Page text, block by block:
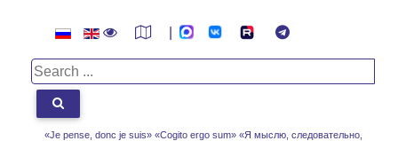
«Je pense, donc je suis» «Cogito ergo sum» «Я мыслю, следовательно,